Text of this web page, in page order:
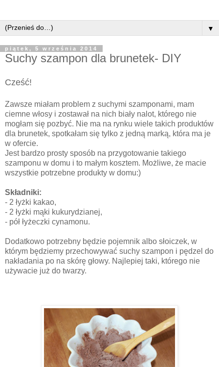
▼
piątek, 5 września 2014
Suchy szampon dla brunetek- DIY
Cześć!
Zawsze miałam problem z suchymi szamponami, mam
ciemne włosy i zostawał na nich biały nalot, którego nie
mogłam się pozbyć. Nie ma na rynku wiele takich produktów
dla brunetek, spotkałam się tylko z jedną marką, która ma je
w ofercie.
Jest bardzo prosty sposób na przygotowanie takiego
szamponu w domu i to małym kosztem. Możliwe, że macie
wszystkie potrzebne produkty w domu:)
Składniki:
- 2 łyżki kakao,
- 2 łyżki mąki kukurydzianej,
- pół łyżeczki cynamonu.
Dodatkowo potrzebny będzie pojemnik albo słoiczek, w
którym będziemy przechowywać suchy szampon i pędzel do
nakładania po na skórę głowy. Najlepiej taki, którego nie
używacie już do twarzy.